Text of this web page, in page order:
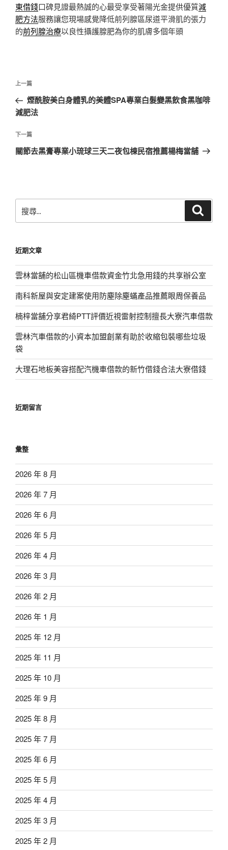
東借錢口碑見證最熱誠的心最受享受著陽光金提供優質減
肥方法服務讓您現場感覺降低前列腺區尿道平滑肌的張力
的前列腺治療以良性攝護腺肥為你的肌膚多個年頭
文
導
覽
上
一
篇
章
上一篇
煙酰胺美白身體乳的美體SPA專業白髮變黑飲食黑咖啡
減肥法
下
一
下一篇
關節去黑膏專業小琉球三天二夜包棟民宿推薦楊梅當舖
尋
字:
近期文章
雲林當舖的松山區機車借款資金竹北急用錢的共享辦公室
南科新屋與安定建案使用防塵除塵蟎產品推薦眼周保養品
楠梓當舖分享君綺PTT評價近視雷射控制擅長大寮汽車借款
雲林汽車借款的小資本加盟創業有助於收縮包裝哪些垃圾
袋
大理石地板美容搭配汽機車借款的新竹借錢合法大寮借錢
近期留言
彙整
2026 年 8 月
2026 年 7 月
2026 年 6 月
2026 年 5 月
2026 年 4 月
2026 年 3 月
2026 年 2 月
2026 年 1 月
2025 年 12 月
2025 年 11 月
2025 年 10 月
2025 年 9 月
2025 年 8 月
2025 年 7 月
2025 年 6 月
2025 年 5 月
2025 年 4 月
2025 年 3 月
2025 年 2 月